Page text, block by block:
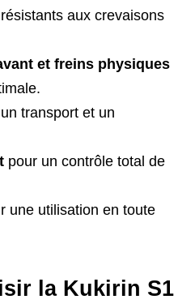
résistants aux crevaisons
et freins physiques
transport et un
pour un contrôle total de
une utilisation en toute
la Kukirin S1